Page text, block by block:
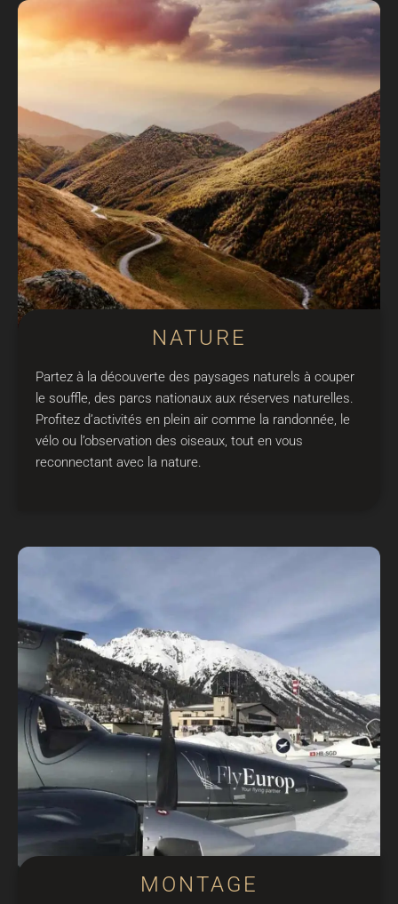
NATURE
Partez à la découverte des paysages naturels à couper
le souffle, des parcs nationaux aux réserves naturelles.
Profitez d’activités en plein air comme la randonnée, le
vélo ou l’observation des oiseaux, tout en vous
reconnectant avec la nature.
MONTAGE